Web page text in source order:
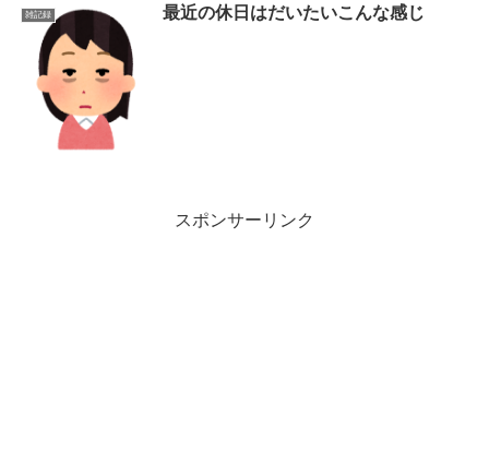
雑記録 最近の休日はだいたいこんな感じ
スポンサーリンク